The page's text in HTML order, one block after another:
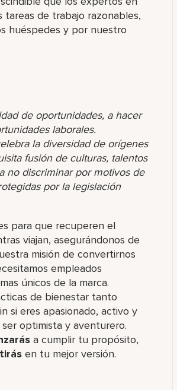
tareas de trabajo razonables,
huéspedes y por nuestro
de oportunidades, a hacer
laborales.
la diversidad de orígenes
fusión de culturas, talentos
no discriminar por motivos de
por la legislación
para que recuperen el
viajan, asegurándonos de
misión de convertirnos
empleados
únicos de la marca.
de bienestar tanto
si eres apasionado, activo y
optimista y aventurero.
a cumplir tu propósito,
en tu mejor versión.